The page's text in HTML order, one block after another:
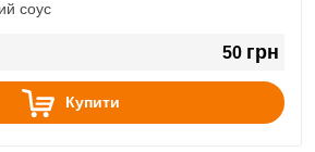
50 грн
Купити